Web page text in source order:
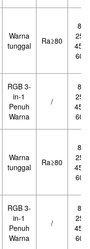
Warna
tunggal
Ra≥80
8°,
25°,
45 °,
60 °
RGB 3-
in-1
Penuh
Warna
/
8°,
25°,
45 °,
60 °
Warna
tunggal
Ra≥80
8°,
25°,
45 °,
60 °
RGB 3-
in-1
Penuh
Warna
/
8°,
25°,
45 °,
60 °